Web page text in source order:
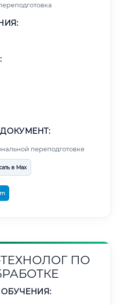
переподготовке
в Max
ПО